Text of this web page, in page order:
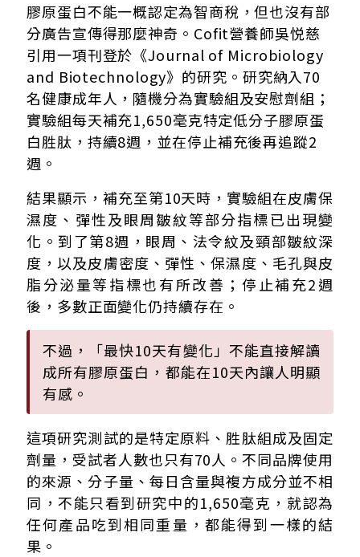
膠原蛋白不能一概認定為智商稅，但也沒有部
分廣告宣傳得那麼神奇。Cofit營養師吳悦慈
引用一項刊登於《Journal of Microbiology
and Biotechnology》的研究。研究納入70
名健康成年人，隨機分為實驗組及安慰劑組；
實驗組每天補充1,650毫克特定低分子膠原蛋
白胜肽，持續8週，並在停止補充後再追蹤2
週。
結果顯示，補充至第10天時，實驗組在皮膚保
濕度、彈性及眼周皺紋等部分指標已出現變
化。到了第8週，眼周、法令紋及頸部皺紋深
度，以及皮膚密度、彈性、保濕度、毛孔與皮
脂分泌量等指標也有所改善；停止補充2週
後，多數正面變化仍持續存在。
不過，「最快10天有變化」不能直接解讀
成所有膠原蛋白，都能在10天內讓人明顯
有感。
這項研究測試的是特定原料、胜肽組成及固定
劑量，受試者人數也只有70人。不同品牌使用
的來源、分子量、每日含量與複方成分並不相
同，不能只看到研究中的1,650毫克，就認為
任何產品吃到相同重量，都能得到一樣的結
果。